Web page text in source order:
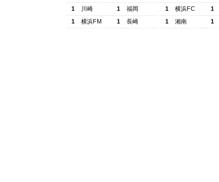
1
川崎 1
福岡
1
横浜FM 1 長崎
1
横浜FC
1
1
湘南 1